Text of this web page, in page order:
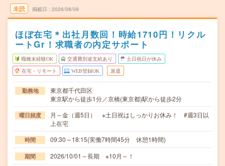
未読 掲載日 2026/08/09
ほぼ在宅＊出社月数回！時給1710円！リクル
ートGr！求職者の内定サポート
職種未経験OK 交通費別途支給あり 土日祝日が休み
在宅・リモート WEB登録OK 派遣
勤務地
東京都千代田区
東京駅から徒歩1分／京橋(東京都)駅から徒歩2分
曜日頻度
月～金（週5日） ※土日祝はしっかりお休み！ #週3日以
上在宅
時間 09:30～18:15(実働7時間45分 休憩1時間)
期間 2026/10/01～長期 ※10月～！